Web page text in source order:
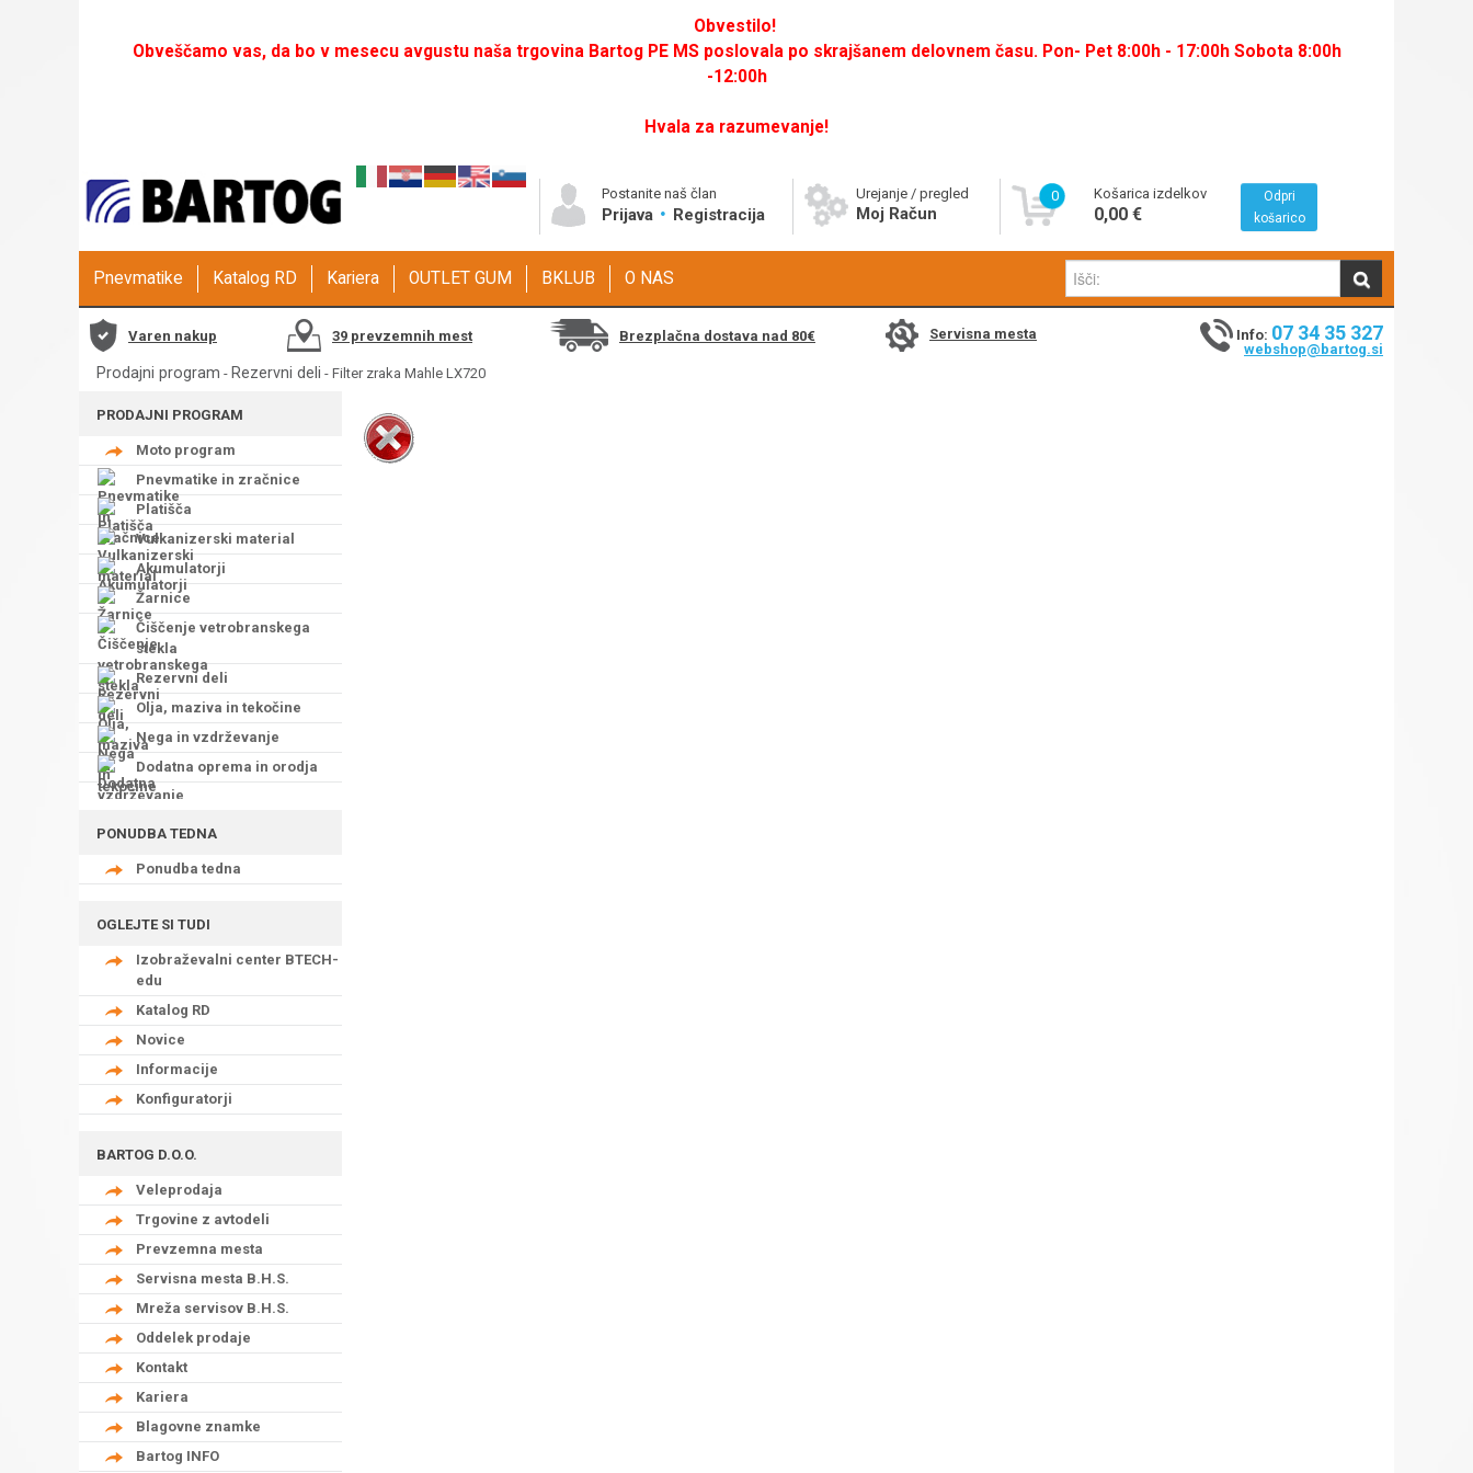
Obvestilo!
Obveščamo vas, da bo v mesecu avgustu naša trgovina Bartog PE MS poslovala po skrajšanem delovnem času. Pon- Pet 8:00h - 17:00h Sobota 8:00h
-12:00h
Hvala za razumevanje!
Postanite naš član
Prijava Registracija
Urejanje / pregled
Moj Račun
0 Košarica izdelkov
0,00 €
Odpri
košarico
Pnevmatike Katalog RD Kariera OUTLET GUM BKLUB O NAS
Varen nakup 39 prevzemnih mest Brezplačna dostava nad 80€ Servisna mesta Info: 07 34 35 327
webshop@bartog.si
Prodajni program - Rezervni deli - Filter zraka Mahle LX720
PRODAJNI PROGRAM
Moto program
Pnevmatike in zračnice
Platišča
Vulkanizerski material
Akumulatorji
Žarnice
Čiščenje vetrobranskega
stekla
Rezervni deli
Olja, maziva in tekočine
Nega in vzdrževanje
Dodatna oprema in orodja
PONUDBA TEDNA
Ponudba tedna
OGLEJTE SI TUDI
Izobraževalni center BTECH-
edu
Katalog RD
Novice
Informacije
Konfiguratorji
BARTOG D.O.O.
Veleprodaja
Trgovine z avtodeli
Prevzemna mesta
Servisna mesta B.H.S.
Mreža servisov B.H.S.
Oddelek prodaje
Kontakt
Kariera
Blagovne znamke
Bartog INFO